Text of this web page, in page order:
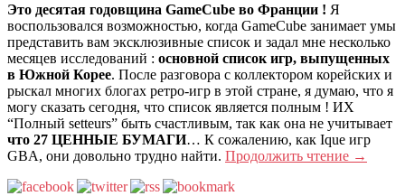
Это десятая годовщина GameCube во Франции ! Я
воспользовался возможностью, когда GameCube занимает умы
представить вам эксклюзивные список и задал мне несколько
месяцев исследований : основной список игр, выпущенных
в Южной Корее. После разговора с коллектором корейских и
рыскал многих блогах ретро-игр в этой стране, я думаю, что я
могу сказать сегодня, что список является полным ! ИХ
“Полный setteurs” быть счастливым, так как она не учитывает
что 27 ЦЕННЫЕ БУМАГИ… К сожалению, как Ique игр
GBA, они довольно трудно найти. Продолжить чтение →